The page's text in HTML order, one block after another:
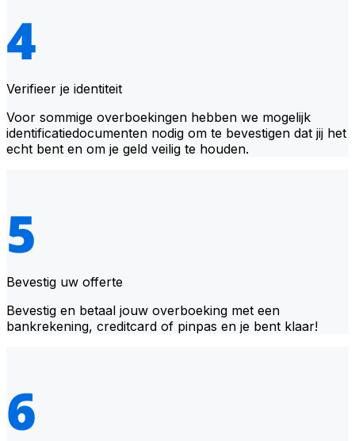
Verifieer je identiteit
Voor sommige overboekingen hebben we mogelijk
identificatiedocumenten nodig om te bevestigen dat jij het
echt bent en om je geld veilig te houden.
Bevestig uw offerte
Bevestig en betaal jouw overboeking met een
bankrekening, creditcard of pinpas en je bent klaar!